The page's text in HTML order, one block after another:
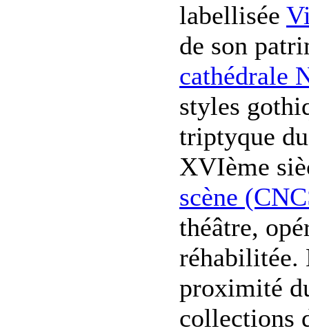
labellisée
de son
cathédrale
styles
triptyque
XVIème
scène
théâtre,
proximité
collections